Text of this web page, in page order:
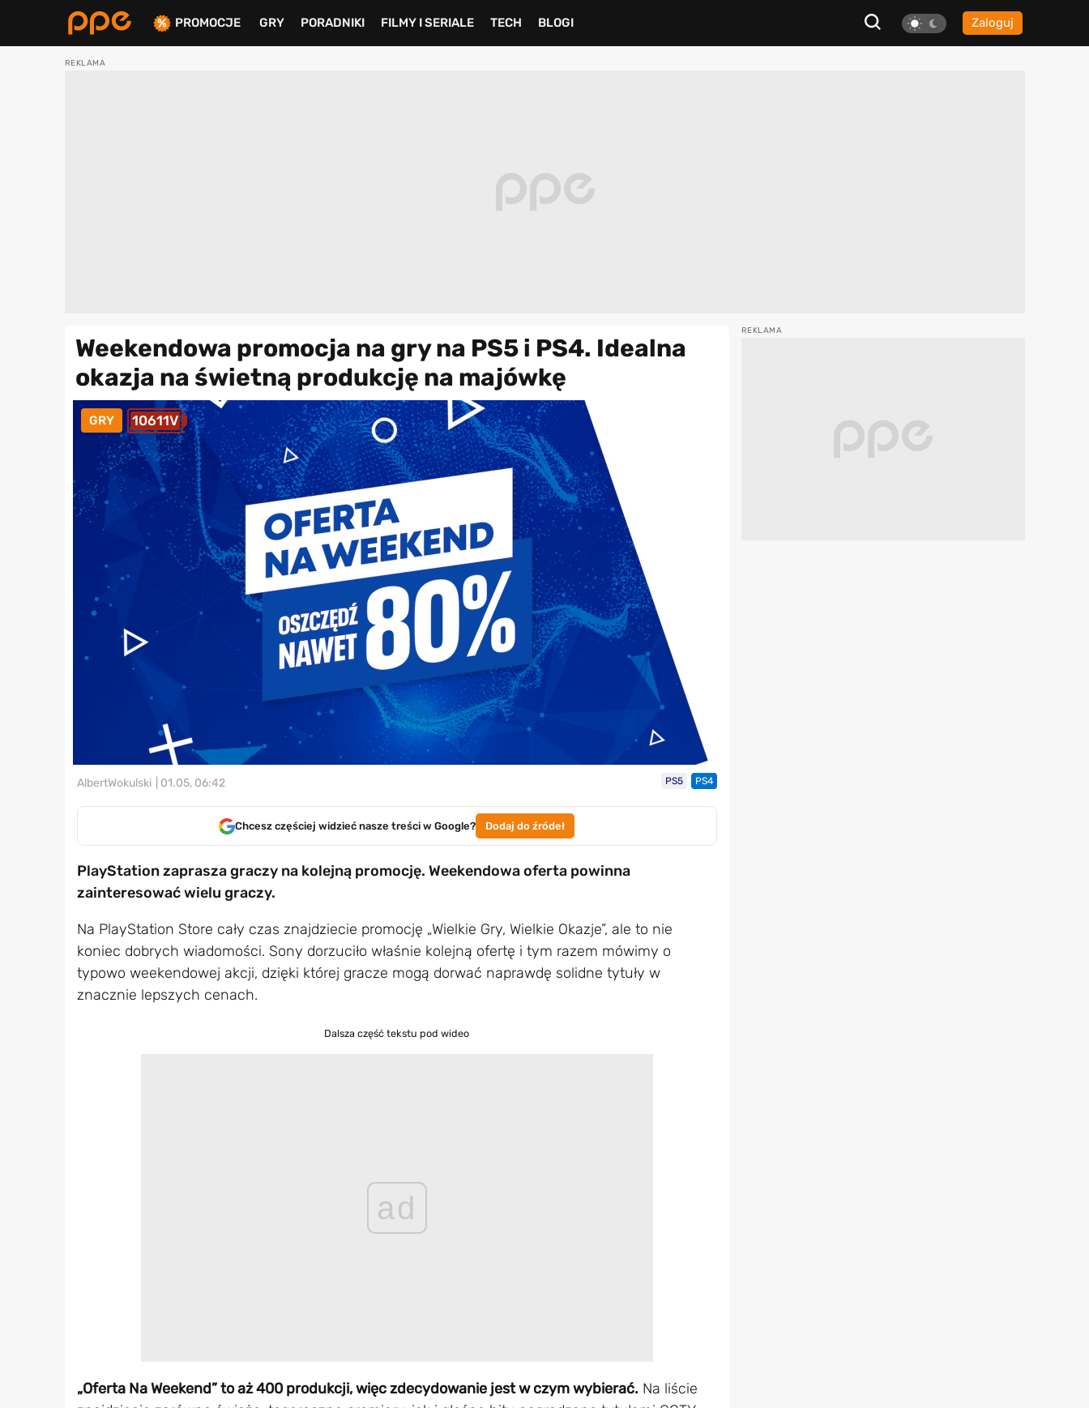
Zaloguj
PROMOCJE GRY PORADNIKI FILMY I SERIALE TECH BLOGI
Weekendowa promocja na gry na PS5 i PS4. Idealna
okazja na świetną produkcję na majówkę
GRY 10611V
AlbertWokulski | 01.05, 06:42 PS5 PS4
Chcesz częściej widzieć nasze treści w Google? Dodaj do źródeł
PlayStation zaprasza graczy na kolejną promocję. Weekendowa oferta powinna
zainteresować wielu graczy.
Na PlayStation Store cały czas znajdziecie promocję „Wielkie Gry, Wielkie Okazje”, ale to nie
koniec dobrych wiadomości. Sony dorzuciło właśnie kolejną ofertę i tym razem mówimy o
typowo weekendowej akcji, dzięki której gracze mogą dorwać naprawdę solidne tytuły w
znacznie lepszych cenach.
Dalsza część tekstu pod wideo
ad
„Oferta Na Weekend” to aż 400 produkcji, więc zdecydowanie jest w czym wybierać. Na liście